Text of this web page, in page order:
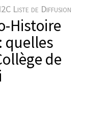
Liste de Diffusion
Histoire
quelles
de